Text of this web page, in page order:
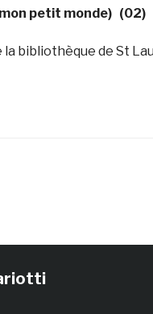
petit monde) (02)
bibliothèque de St